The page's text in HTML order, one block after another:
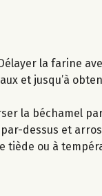
la farine
et jusqu’à
la béchamel
dessus et
tiède ou à